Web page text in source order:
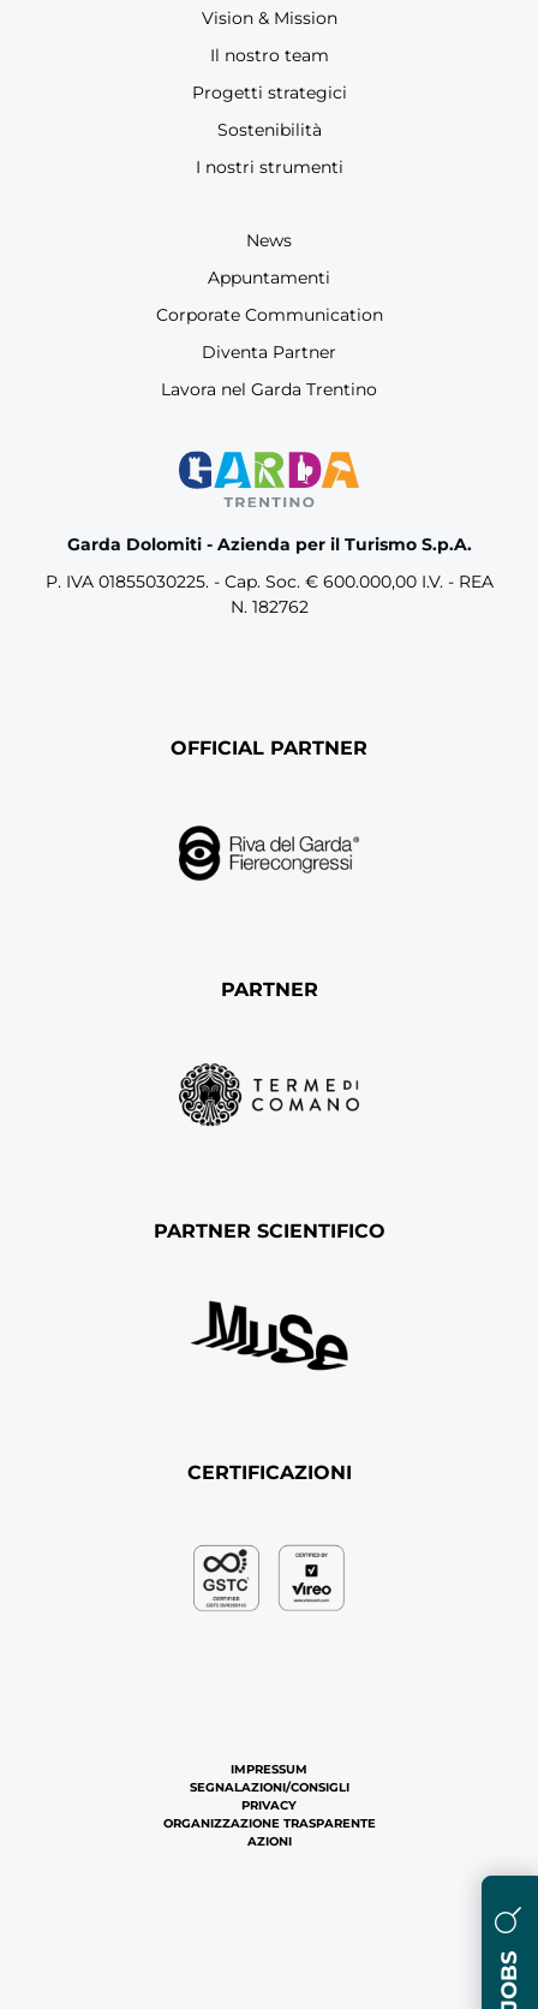
Garda Dolomiti - Azienda per il Turismo S.p.A.
P. IVA 01855030225. - Cap. Soc. € 600.000,00 I.V. - REA
N. 182762
Vision & Mission
Il nostro team
Progetti strategici
Sostenibilità
I nostri strumenti
News
Appuntamenti
Corporate Communication
Diventa Partner
Lavora nel Garda Trentino
OFFICIAL PARTNER
PARTNER
PARTNER SCIENTIFICO
CERTIFICAZIONI
IMPRESSUM
SEGNALAZIONI/CONSIGLI
PRIVACY
ORGANIZZAZIONE TRASPARENTE
AZIONI
JOBS